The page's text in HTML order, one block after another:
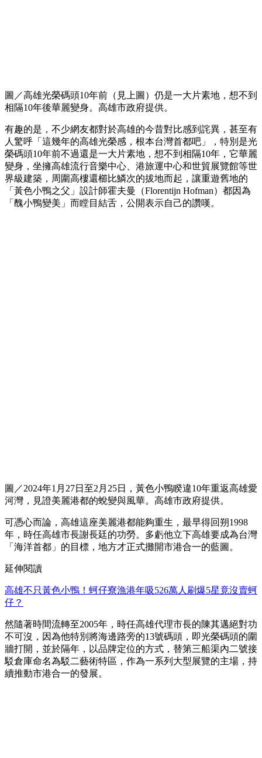
圖／高雄光榮碼頭10年前（見上圖）仍是一大片素地，想不到
相隔10年後華麗變身。高雄市政府提供。
有趣的是，不少網友都對於高雄的今昔對比感到詫異，甚至有
人驚呼「這幾年的高雄光榮感，根本台灣首都吧」，特別是光
榮碼頭10年前不過還是一大片素地，想不到相隔10年，它華麗
變身，坐擁高雄流行音樂中心、港旅運中心和世貿展覽館等世
界級建築，周圍高樓還櫛比鱗次的拔地而起，讓重遊舊地的
「黃色小鴨之父」設計師霍夫曼（Florentijn Hofman）都因為
「醜小鴨變美」而瞠目結舌，公開表示自己的讚嘆。
圖／2024年1月27日至2月25日，黃色小鴨睽違10年重返高雄愛
河灣，見證美麗港都的蛻變與風華。高雄市政府提供。
可憑心而論，高雄這座美麗港都能夠重生，最早得回朔1998
年，時任高雄市長謝長廷的功勞。多虧他立下高雄要成為台灣
「海洋首都」的目標，地方才正式攤開市港合一的藍圖。
延伸閱讀
高雄不只黃色小鴨！蚵仔寮漁港年吸526萬人刷爆5星竟沒賣蚵
仔？
然隨著時間流轉至2005年，時任高雄代理市長的陳其邁絕對功
不可沒，因為他特別將海邊路旁的13號碼頭，即光榮碼頭的圍
牆打開，並於隔年，以品牌定位的方式，替第三船渠內二號接
駁倉庫命名為駁二藝術特區，作為一系列大型展覽的主場，持
續推動市港合一的發展。